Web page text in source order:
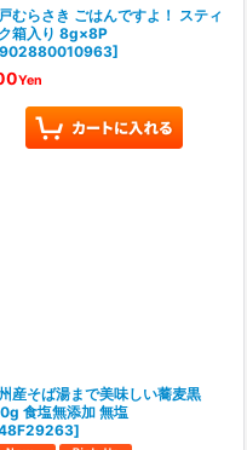
むらさき ごはんですよ！ スティ
箱入り 8g×8P
]
Yen
産そば湯まで美味しい蕎麦黒
食塩無添加 無塩
]